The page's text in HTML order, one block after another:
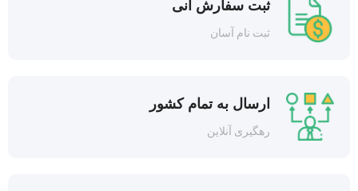
ثبت سفارش آنی
ثبت نام آسان
ارسال به تمام کشور
رهگیری آنلاین